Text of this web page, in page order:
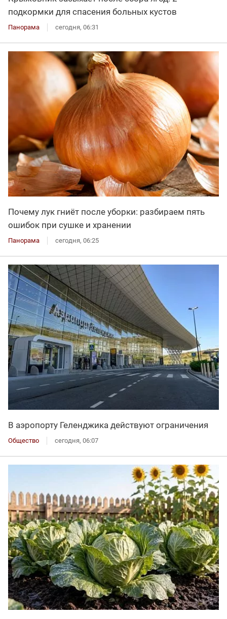
подкормки для спасения больных кустов
Панорама сегодня, 06:31
Почему лук гниёт после уборки: разбираем пять
ошибок при сушке и хранении
Панорама сегодня, 06:25
В аэропорту Геленджика действуют ограничения
Общество сегодня, 06:07